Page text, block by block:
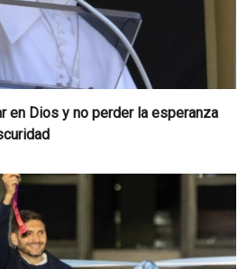
en Dios y no perder la esperanza